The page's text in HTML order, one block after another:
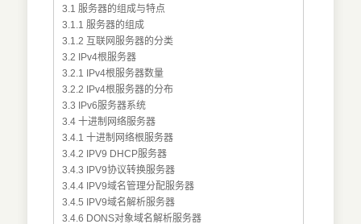
3.1 服务器的组成与特点
3.1.1 服务器的组成
3.1.2 互联网服务器的分类
3.2 IPv4根服务器
3.2.1 IPv4根服务器数量
3.2.2 IPv4根服务器的分布
3.3 IPv6服务器系统
3.4 十进制网络服务器
3.4.1 十进制网络根服务器
3.4.2 IPV9 DHCP服务器
3.4.3 IPV9协议转换服务器
3.4.4 IPV9域名管理分配服务器
3.4.5 IPV9域名解析服务器
3.4.6 DONS对象域名解析服务器